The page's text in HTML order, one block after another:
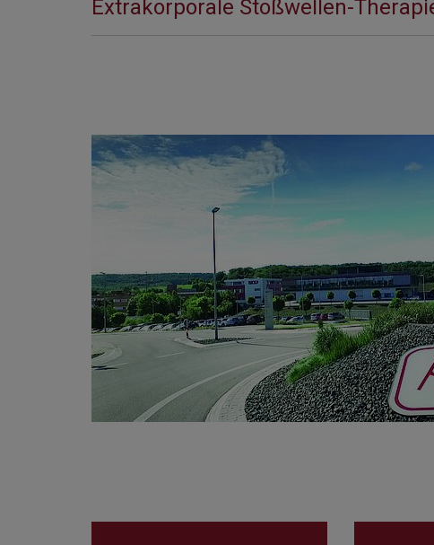
Extrakorporale Stoßwellen-